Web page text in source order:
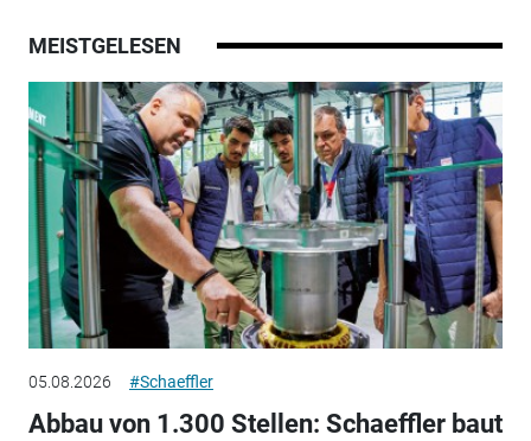
MEISTGELESEN
05.08.2026 #Schaeffler
Abbau von 1.300 Stellen: Schaeffler baut